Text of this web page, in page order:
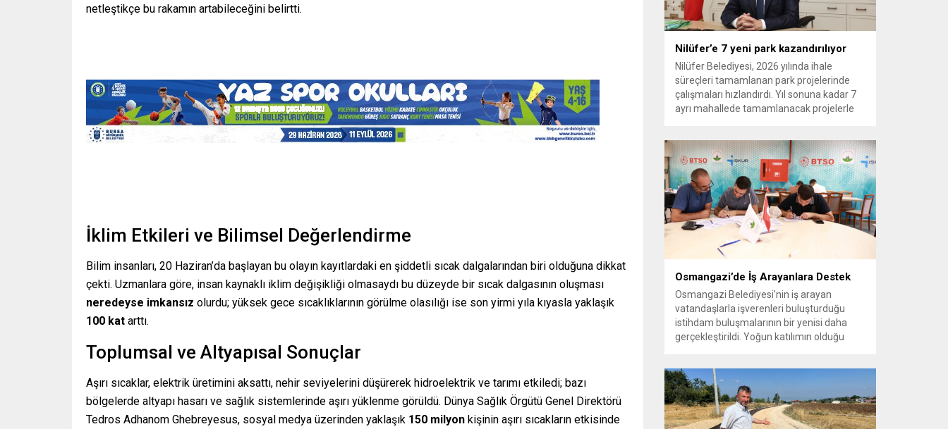
netleştikçe bu rakamın artabileceğini belirtti.
İklim Etkileri ve Bilimsel Değerlendirme
Bilim insanları, 20 Haziran’da başlayan bu olayın kayıtlardaki en şiddetli sıcak dalgalarından biri olduğuna dikkat
çekti. Uzmanlara göre, insan kaynaklı iklim değişikliği olmasaydı bu düzeyde bir sıcak dalgasının oluşması
neredeyse imkansız olurdu; yüksek gece sıcaklıklarının görülme olasılığı ise son yirmi yıla kıyasla yaklaşık
100 kat arttı.
Toplumsal ve Altyapısal Sonuçlar
Aşırı sıcaklar, elektrik üretimini aksattı, nehir seviyelerini düşürerek hidroelektrik ve tarımı etkiledi; bazı
bölgelerde altyapı hasarı ve sağlık sistemlerinde aşırı yüklenme görüldü. Dünya Sağlık Örgütü Genel Direktörü
Tedros Adhanom Ghebreyesus, sosyal medya üzerinden yaklaşık 150 milyon kişinin aşırı sıcakların etkisinde
yönlendirecek şekilde sürdürüyoruz. KOBİ
OSB de...
Nilüfer’e 7 yeni park kazandırılıyor
Nilüfer Belediyesi, 2026 yılında ihale
süreçleri tamamlanan park projelerinde
çalışmaları hızlandırdı. Yıl sonuna kadar 7
ayrı mahallede tamamlanacak projelerle
Belediyesi, ilçe genelinde kişi başına düşen
yeşil alan miktarını artırmak ve
vatandaşlara yeni yaşam alanları sunmak
amacıyla yürüttüğü park çalışmalarını
sürdürüyor....
Osmangazi’de İş Arayanlara Destek
Osmangazi Belediyesi’nin iş arayan
vatandaşlarla işverenleri buluşturduğu
istihdam buluşmalarının bir yenisi daha
gerçekleştirildi. Yoğun katılımın olduğu
değerlendirmelerin ardından iş sahibi oldu.
Osmangazi Belediyesi’nin, Bursa Ticaret
ve Sanayi Odası (BTSO) ve İŞKUR iş
birliğiyle yıl boyunca sürdürdüğü istihdam